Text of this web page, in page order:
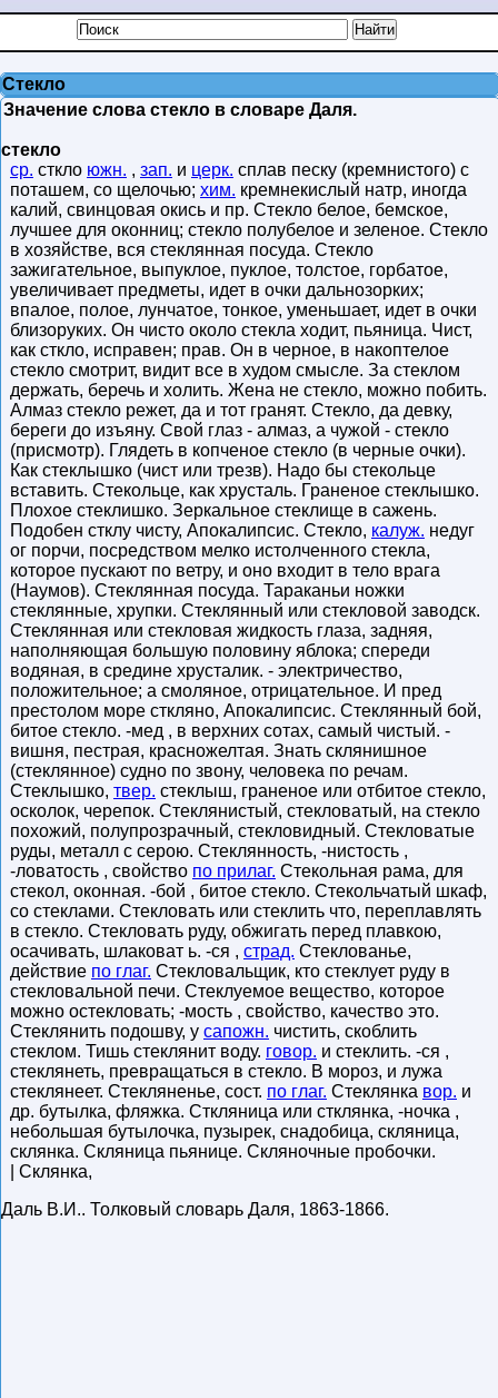
Стекло
Значение слова стекло в словаре Даля.
стекло
ср. сткло южн. , зап. и церк. сплав песку (кремнистого) с
поташем, со щелочью; хим. кремнекислый натр, иногда
калий, свинцовая окись и пр. Стекло белое, бемское,
лучшее для оконниц; стекло полубелое и зеленое. Стекло
в хозяйстве, вся стеклянная посуда. Стекло
зажигательное, выпуклое, пуклое, толстое, горбатое,
увеличивает предметы, идет в очки дальнозорких;
впалое, полое, лунчатое, тонкое, уменьшает, идет в очки
близоруких. Он чисто около стекла ходит, пьяница. Чист,
как сткло, исправен; прав. Он в черное, в накоптелое
стекло смотрит, видит все в худом смысле. За стеклом
держать, беречь и холить. Жена не стекло, можно побить.
Алмаз стекло режет, да и тот гранят. Стекло, да девку,
береги до изъяну. Свой глаз - алмаз, а чужой - стекло
(присмотр). Глядеть в копченое стекло (в черные очки).
Как стеклышко (чист или трезв). Надо бы стекольце
вставить. Стекольце, как хрусталь. Граненое стеклышко.
Плохое стеклишко. Зеркальное стеклище в сажень.
Подобен стклу чисту, Апокалипсис. Стекло, калуж. недуг
ог порчи, посредством мелко истолченного стекла,
которое пускают по ветру, и оно входит в тело врага
(Наумов). Стеклянная посуда. Тараканьи ножки
стеклянные, хрупки. Стеклянный или стекловой заводск.
Стеклянная или стекловая жидкость глаза, задняя,
наполняющая большую половину яблока; спереди
водяная, в средине хрусталик. - электричество,
положительное; а смоляное, отрицательное. И пред
престолом море сткляно, Апокалипсис. Стеклянный бой,
битое стекло. -мед , в верхних сотах, самый чистый. -
вишня, пестрая, красножелтая. Знать склянишное
(стеклянное) судно по звону, человека по речам.
Стеклышко, твер. стеклыш, граненое или отбитое стекло,
осколок, черепок. Стеклянистый, стекловатый, на стекло
похожий, полупрозрачный, стекловидный. Стекловатые
руды, металл с серою. Стеклянность, -нистость ,
-ловатость , свойство по прилаг. Стекольная рама, для
стекол, оконная. -бой , битое стекло. Стекольчатый шкаф,
со стеклами. Стекловать или стеклить что, переплавлять
в стекло. Стекловать руду, обжигать перед плавкою,
осачивать, шлаковат ь. -ся , страд. Стеклованье,
действие по глаг. Стекловальщик, кто стеклует руду в
стекловальной печи. Стеклуемое вещество, которое
можно остекловать; -мость , свойство, качество это.
Стеклянить подошву, у сапожн. чистить, скоблить
стеклом. Тишь стеклянит воду. говор. и стеклить. -ся ,
стеклянеть, превращаться в стекло. В мороз, и лужа
стеклянеет. Стекляненье, сост. по глаг. Стеклянка вор. и
др. бутылка, фляжка. Сткляница или стклянка, -ночка ,
небольшая бутылочка, пузырек, снадобица, скляница,
склянка. Скляница пьянице. Скляночные пробочки.
| Склянка,
Даль В.И.. Толковый словарь Даля, 1863-1866.